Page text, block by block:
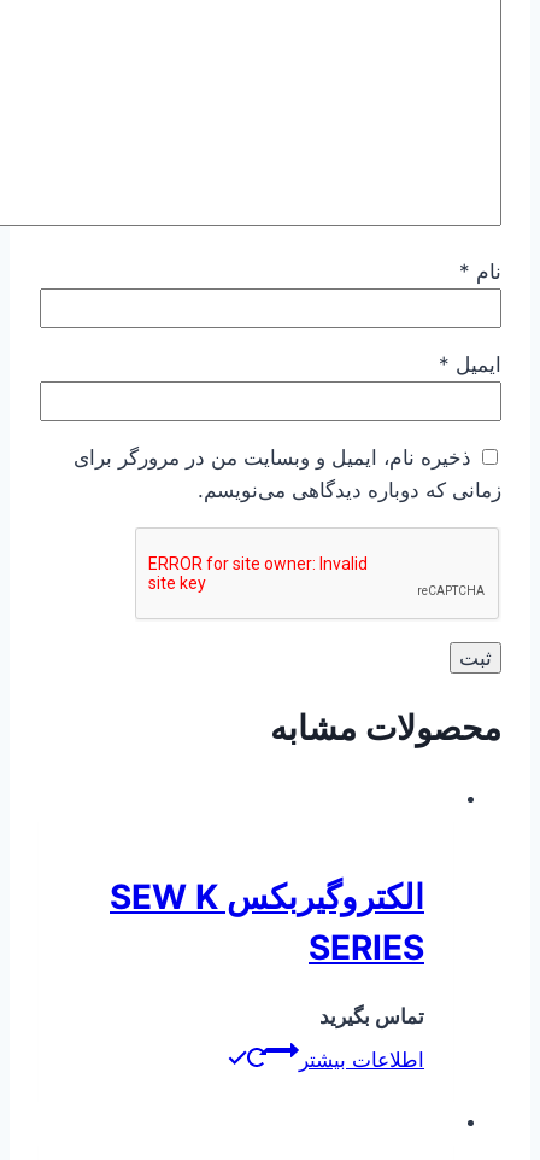
نام *
ایمیل *
ذخیره نام، ایمیل و وبسایت من در مرورگر برای
زمانی که دوباره دیدگاهی می‌نویسم.
محصولات مشابه
الکتروگیربکس SEW K
SERIES
تماس بگیرید
اطلاعات بیشتر